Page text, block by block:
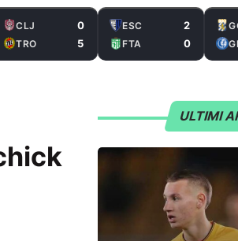
CLJ 0
TRO 5
ESC 2
FTA 0
ULTIMI